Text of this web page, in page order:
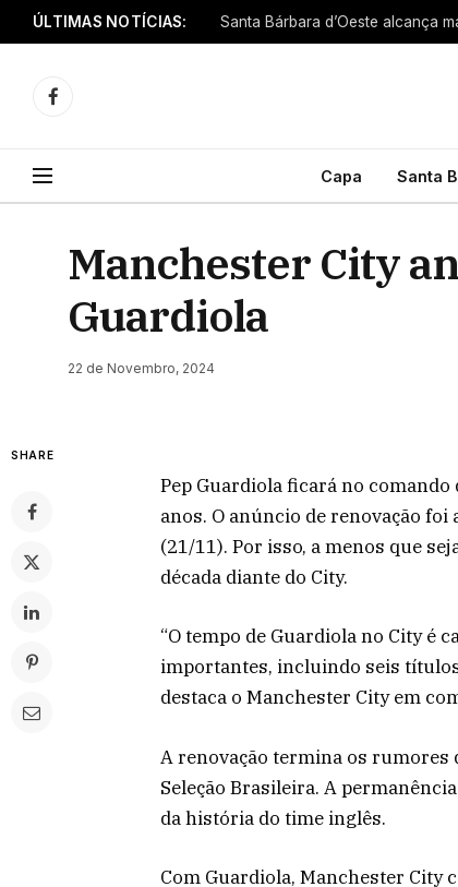
ÚLTIMAS NOTÍCIAS:
Facebook
Capa Santa
Manchester City
Guardiola
22 de Novembro, 2024
SHARE
Pep Guardiola ficará no
anos. O anúncio de renovação
(21/11). Por isso, a menos que
década diante do City.
“O tempo de Guardiola no City é
importantes, incluindo seis títulos
destaca o Manchester City em
A renovação termina os rumores
Seleção Brasileira. A
da história do time inglês.
Com Guardiola, Manchester City